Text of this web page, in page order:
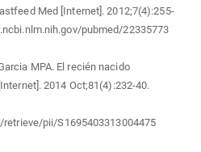
Med [Internet]. 2012;7(4):255-
pubmed/22335773
MPA. El recién nacido
2014 Oct;81(4):232-40.
pii/S1695403313004475